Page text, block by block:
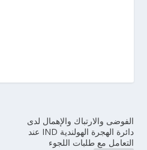
الفوضى والارتباك والإهمال لدى
دائرة الهجرة الهولندية IND عند
التعامل مع طلبات اللجوء